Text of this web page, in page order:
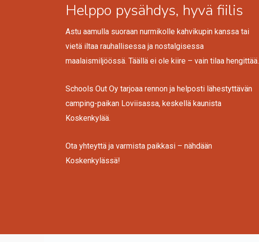
Helppo pysähdys, hyvä fiilis
Astu aamulla suoraan nurmikolle kahvikupin kanssa tai
vietä iltaa rauhallisessa ja nostalgisessa
maalaismiljöössä. Täällä ei ole kiire – vain tilaa hengittää.
Schools Out Oy tarjoaa rennon ja helposti lähestyttävän
camping-paikan Loviisassa, keskellä kaunista
Koskenkylää.
Ota yhteyttä ja varmista paikkasi – nähdään
Koskenkylässä!